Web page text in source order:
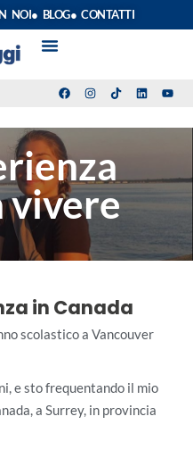
NOI● BLOG● CONTATTI
vivere
in Canada
scolastico a Vancouver
e sto frequentando il mio
a Surrey, in provincia